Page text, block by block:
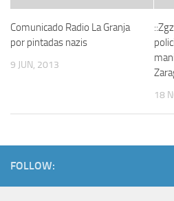
Comunicado Radio La Granja
por pintadas nazis
9 JUN, 2013
18
FOLLOW: